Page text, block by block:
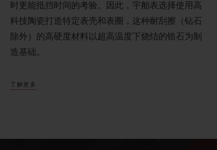
时更能抵挡时间的考验。因此，宇舶表选择使用高
科技陶瓷打造特定表壳和表圈，这种耐刮擦（钻石
除外）的高硬度材料以超高温度下烧结的锆石为制
造基础。
了解更多